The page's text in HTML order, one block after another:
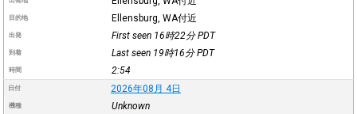
目的地 Ellensburg, WA付近
出発 First seen 16時22分PDT
到着 Last seen 19時16分PDT
時間 2:54
日付 2026年08月 4日
機種 Unknown